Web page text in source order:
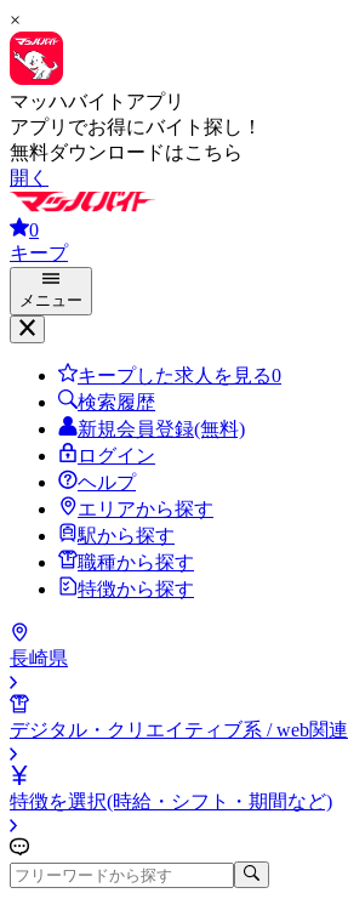
×
マッハバイトアプリ
アプリでお得にバイト探し！
無料ダウンロードはこちら
開く
0
キープ
メニュー
キープした求人を見る0
検索履歴
新規会員登録(無料)
ログイン
ヘルプ
エリアから探す
駅から探す
職種から探す
特徴から探す
長崎県
デジタル・クリエイティブ系 / web関連
特徴を選択(時給・シフト・期間など)